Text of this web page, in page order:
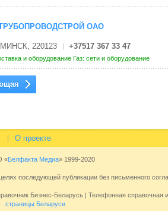
ОАО
МИНСК, 220123 +37517 367 33 47
и оборудование Газ: сети и оборудование
О проекте
«Белфакта Медиа» 1999-2020
последующей публикации без письменного
Бизнес-Беларусь | Телефонная
страницы Беларуси